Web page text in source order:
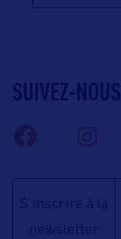
SUIVEZ-NOUS
S'inscrire à la
newsletter